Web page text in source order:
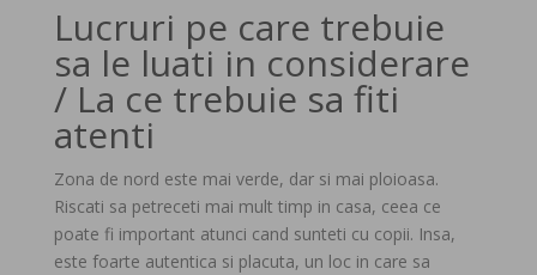
Lucruri pe care trebuie
sa le luati in considerare
/ La ce trebuie sa fiti
atenti
Zona de nord este mai verde, dar si mai ploioasa.
Riscati sa petreceti mai mult timp in casa, ceea ce
poate fi important atunci cand sunteti cu copii. Insa,
este foarte autentica si placuta, un loc in care sa